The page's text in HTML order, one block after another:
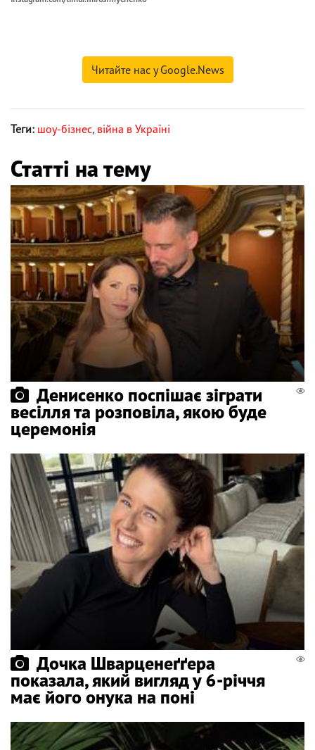
Читайте нас у Google.News
Теги: шоу-бізнес, війна в Україні
Статті на тему
Денисенко поспішає зіграти
весілля та розповіла, якою буде
церемонія
Дочка Шварценеґґера
показала, який вигляд у 6-річчя
має його онука на поні